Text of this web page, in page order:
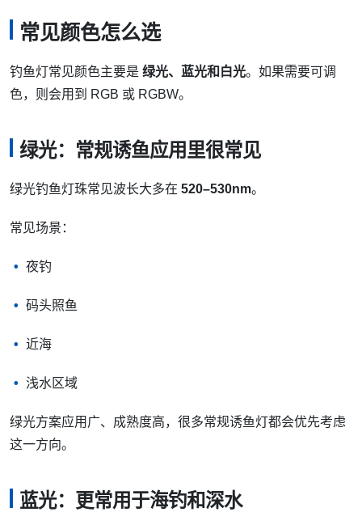
常见颜色怎么选
钓鱼灯常见颜色主要是 绿光、蓝光和白光。如果需要可调
色，则会用到 RGB 或 RGBW。
绿光：常规诱鱼应用里很常见
绿光钓鱼灯珠常见波长大多在 520–530nm。
常见场景：
夜钓
码头照鱼
近海
浅水区域
绿光方案应用广、成熟度高，很多常规诱鱼灯都会优先考虑
这一方向。
蓝光：更常用于海钓和深水